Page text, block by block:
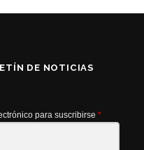
DE NOTICIAS
para suscribirse *